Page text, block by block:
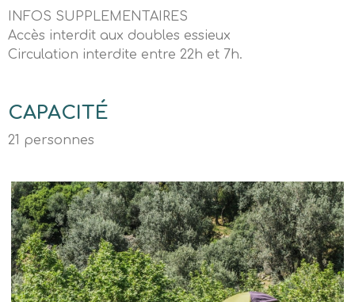
INFOS SUPPLEMENTAIRES
Accès interdit aux doubles essieux
Circulation interdite entre 22h et 7h.
CAPACITÉ
21 personnes